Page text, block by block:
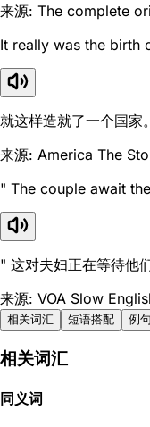
来源: The complete
It really was the birth
就这样造就了一个国家。
来源: America The
" The couple await
" 这对夫妇正在等待他
来源: VOA Slow
相关词汇 短语搭配 例句
相关词汇
同义词